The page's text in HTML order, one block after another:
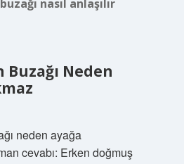
nasıl anlaşılır
Buzağı Neden
neden ayağa
cevabı: Erken doğmuş